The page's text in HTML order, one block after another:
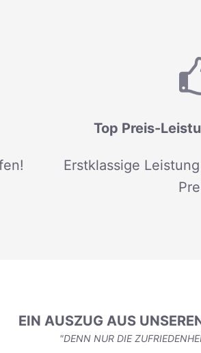
Top Preis-
Erstklassige
EIN AUSZUG AUS
"DENN NUR DIE